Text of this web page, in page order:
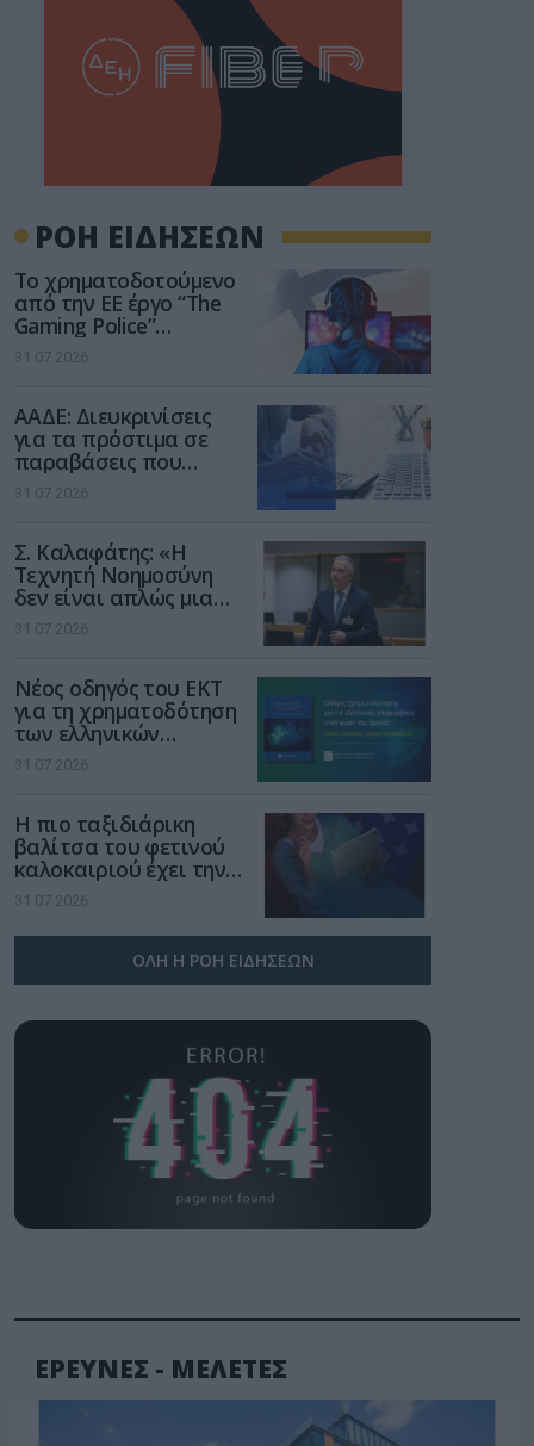
ΡΟΗ ΕΙΔΗΣΕΩΝ
Το χρηματοδοτούμενο
από την ΕΕ έργο “The
Gaming Police”
ενισχύει την ασφάλεια
των παιδιών στο
31.07.2026
ΑΑΔΕ: Διευκρινίσεις
για τα πρόστιμα σε
παραβάσεις που
αφορούν τους ΦΗΜ
31.07.2026
Σ. Καλαφάτης: «Η
Τεχνητή Νοημοσύνη
δεν είναι απλώς μια
νέα τεχνολογία, είναι
μια νέα βιομηχανική
31.07.2026
Νέος οδηγός του ΕΚΤ
για τη χρηματοδότηση
των ελληνικών
επιχειρήσεων στον
χώρο της άμυνας
31.07.2026
Η πιο ταξιδιάρικη
βαλίτσα του φετινού
καλοκαιριού έχει την
υπογραφή της Xiaomi
31.07.2026
ΟΛΗ Η ΡΟΗ ΕΙΔΗΣΕΩΝ
ΕΡΕΥΝΕΣ - ΜΕΛΕΤΕΣ